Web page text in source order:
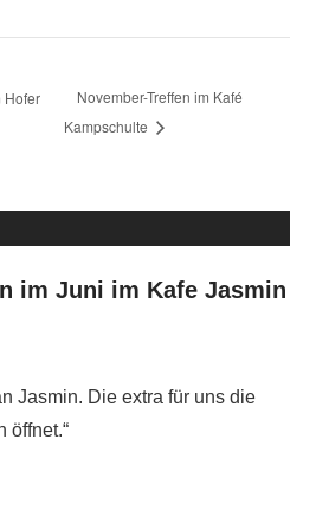
Hofer
November-Treffen im Kafé
Kampschulte
im Juni im Kafe Jasmin
Jasmin. Die extra für uns die
öffnet.“